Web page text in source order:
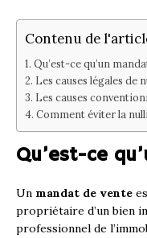
Contenu de
Qu’est-ce qu’un
Les causes légales de
Les causes
Comment éviter la
Qu’est-ce
Un mandat de vente
propriétaire d’un bien
professionnel de